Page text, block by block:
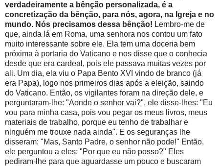
verdadeiramente a bênção personalizada, é a
concretização da bênção, para nós, agora, na Igreja e no
mundo. Nós precisamos dessa bênção! Lembro-me de
que, ainda lá em Roma, uma senhora nos contou um fato
muito interessante sobre ele. Ela tem uma doceria bem
próxima à portaria do Vaticano e nos disse que o conhecia
desde que era cardeal, pois ele passava muitas vezes por
ali. Um dia, ela viu o Papa Bento XVI vindo de branco (já
era Papa), logo nos primeiros dias após a eleição, saindo
do Vaticano. Então, os vigilantes foram na direção dele, e
perguntaram-lhe: "Aonde o senhor vai?", ele disse-lhes: "Eu
vou para minha casa, pois vou pegar os meus livros, meus
materiais de trabalho, porque eu tenho de trabalhar e
ninguém me trouxe nada ainda". E os seguranças lhe
disseram: "Mas, Santo Padre, o senhor não pode!" Então,
ele perguntou a eles: "Por que eu não posso?" Eles
pediram-lhe para que aguardasse um pouco e buscaram